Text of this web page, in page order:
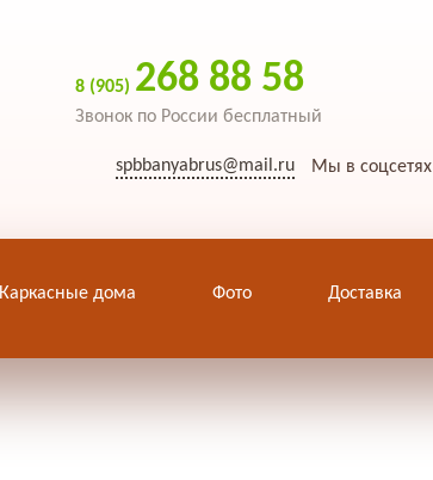
8 (905) 268 88 58
Звонок по России бесплатный
spbbanyabrus@mail.ru Мы в соцсетях
Каркасные дома Фото Доставка